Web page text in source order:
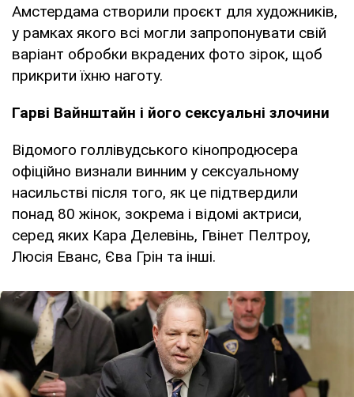
Амстердама створили проєкт для художників,
у рамках якого всі могли запропонувати свій
варіант обробки вкрадених фото зірок, щоб
прикрити їхню наготу.
Гарві Вайнштайн і його сексуальні злочини
Відомого голлівудського кінопродюсера
офіційно визнали винним у сексуальному
насильстві після того, як це підтвердили
понад 80 жінок, зокрема і відомі актриси,
серед яких Кара Делевінь, Гвінет Пелтроу,
Люсія Еванс, Єва Грін та інші.